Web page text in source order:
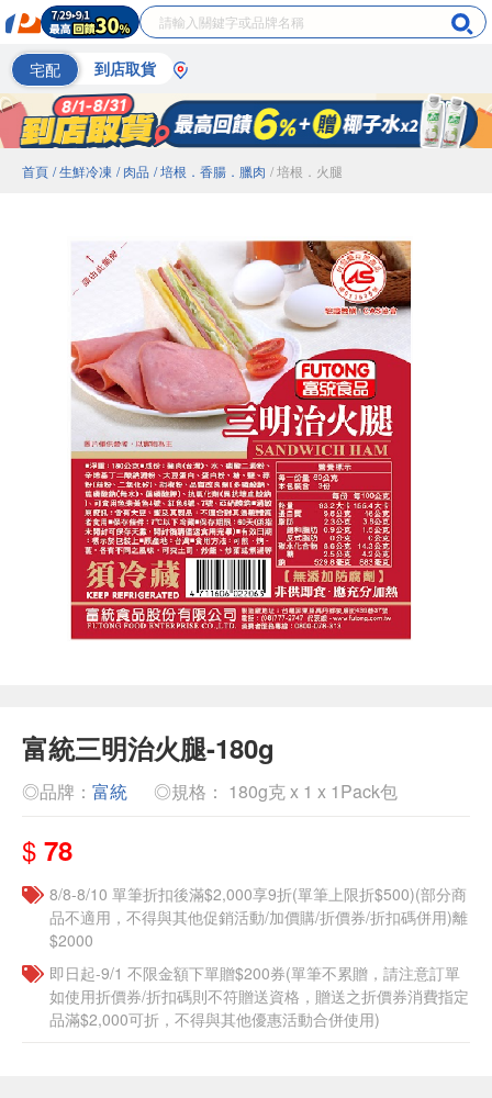
宅配 到店取貨
首頁 / 生鮮冷凍 / 肉品 / 培根．香腸．臘肉 / 培根．火腿
富統三明治火腿-180g
◎品牌： 富統 ◎規格： 180g克 x 1 x 1Pack包
$ 78
8/8-8/10 單筆折扣後滿$2,000享9折(單筆上限折$500)(部分商
品不適用，不得與其他促銷活動/加價購/折價券/折扣碼併用)離
$2000
即日起-9/1 不限金額下單贈$200券(單筆不累贈，請注意訂單
如使用折價券/折扣碼則不符贈送資格，贈送之折價券消費指定
品滿$2,000可折，不得與其他優惠活動合併使用)